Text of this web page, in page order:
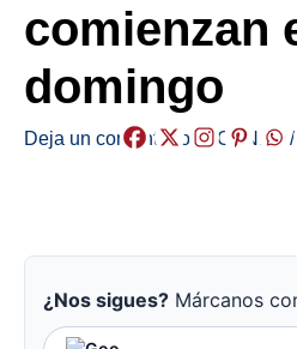
comienzan
domingo
Deja un comentario /AGENDA
¿Nos sigues? Márcanos